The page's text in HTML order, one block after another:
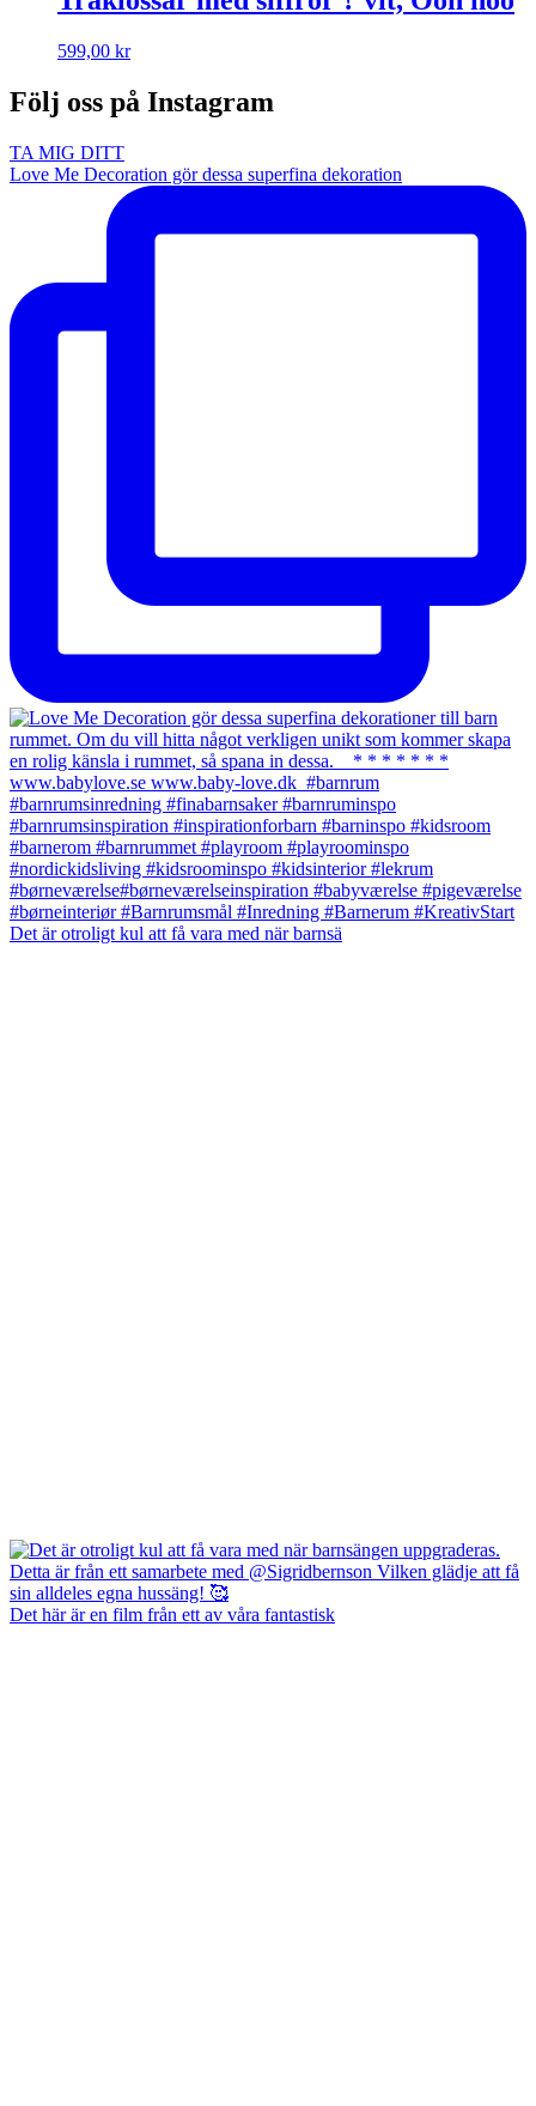
599,00 kr
Följ oss på Instagram
TA MIG DITT
Love Me Decoration gör dessa superfina dekoration
Det är otroligt kul att få vara med när barnsä
Det här är en film från ett av våra fantastisk